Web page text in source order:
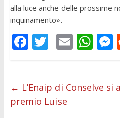
alla luce anche delle prossime
inquinamento».
F
b
o
T
er
E
l
W
s
← L’Enaip di Conselve
premio Luise